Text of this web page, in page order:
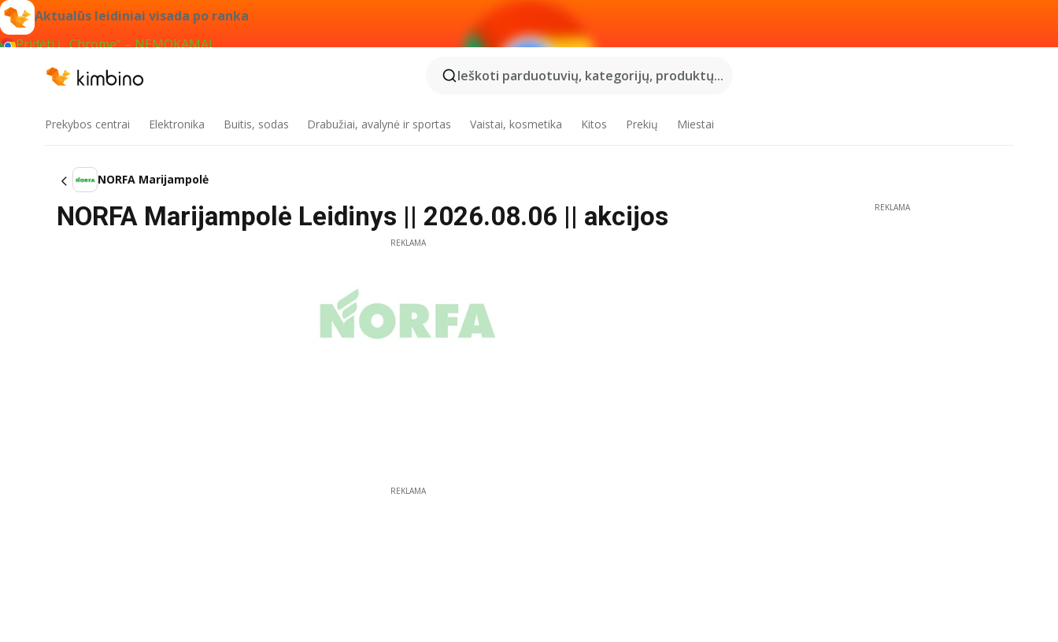
Aktualūs leidiniai visada po ranka
Pridėti į „Chrome“ – NEMOKAMAI
Ieškoti parduotuvių, kategorijų, produktų...
Prekybos centrai Elektronika Buitis, sodas Drabužiai, avalynė ir sportas Vaistai, kosmetika Kitos Prekių Miestai
NORFA Marijampolė
NORFA Marijampolė Leidinys || 2026.08.06 || akcijos
REKLAMA
REKLAMA
REKLAMA